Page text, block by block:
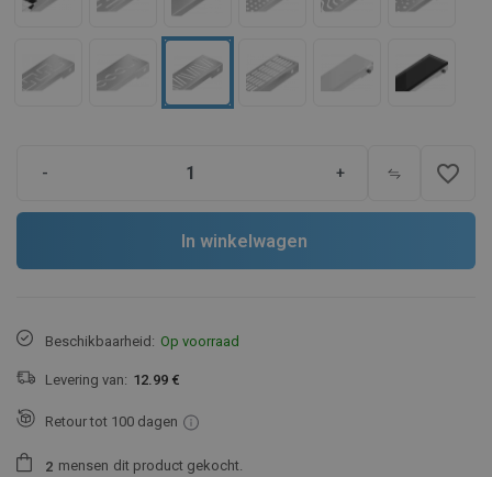
- + favorite_border
In winkelwagen
Beschikbaarheid: Op voorraad
Levering van: 12.99 €
Retour tot 100 dagen
2 mensen dit product gekocht.